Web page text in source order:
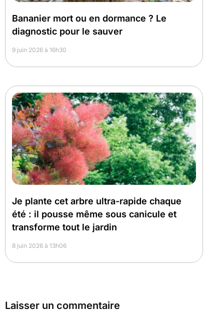
Bananier mort ou en dormance ? Le
diagnostic pour le sauver
9 juin 2026 à 16h30
Je plante cet arbre ultra-rapide chaque
été : il pousse même sous canicule et
transforme tout le jardin
8 juin 2026 à 13h06
Laisser un commentaire